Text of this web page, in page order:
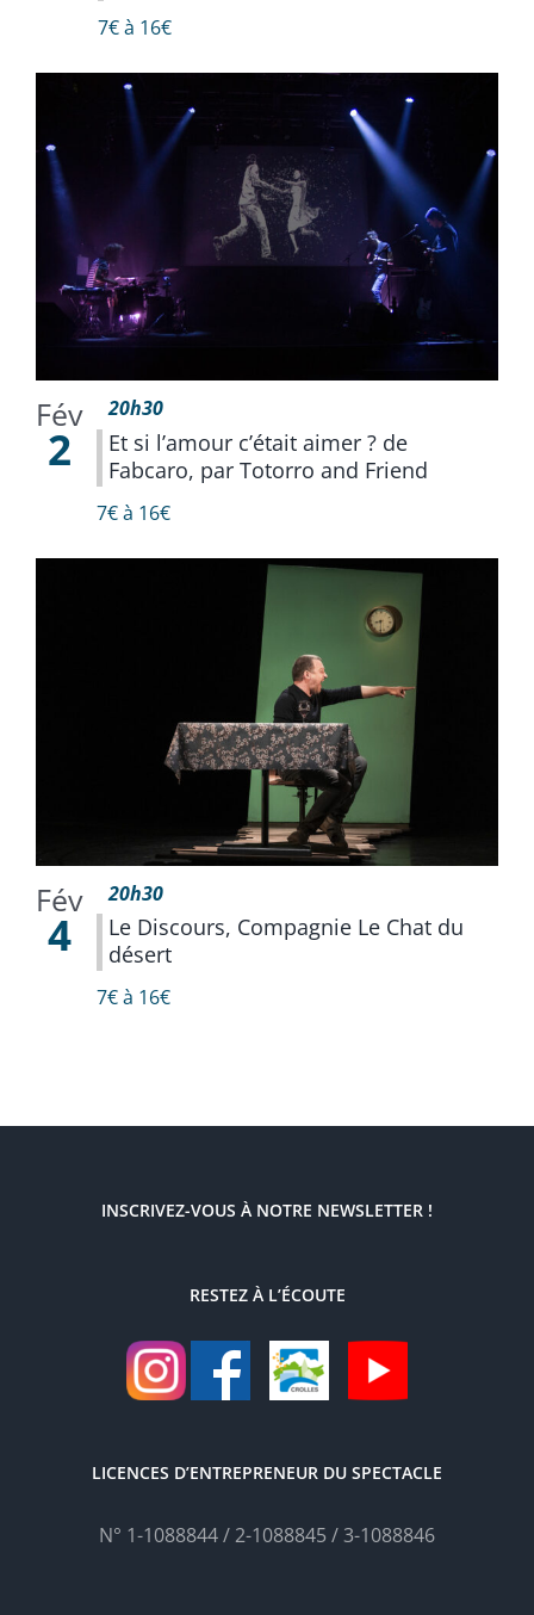
7€ à 16€
Fév
2
20h30
Et si l’amour c’était aimer ? de
Fabcaro, par Totorro and Friend
7€ à 16€
Fév
4
20h30
Le Discours, Compagnie Le Chat du
désert
7€ à 16€
INSCRIVEZ-VOUS À NOTRE NEWSLETTER !
RESTEZ À L’ÉCOUTE
LICENCES D’ENTREPRENEUR DU SPECTACLE
N° 1-1088844 / 2-1088845 / 3-1088846